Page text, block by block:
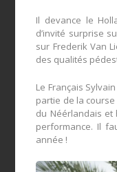
Il devance le
d’invité surprise
sur Frederik Van
des qualités
Le Français
partie de la
du Néérlandais et
performance. Il
année !